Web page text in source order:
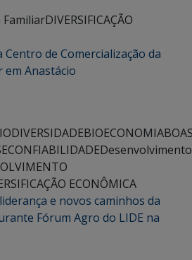
DIVERSIFICAÇÃO
Centro de Comercialização da
Anastácio
BIOECONOMIA
CONFIABILIDADEDesenvolvimento
ECONÔMICA
e novos caminhos da
Fórum Agro do LIDE na